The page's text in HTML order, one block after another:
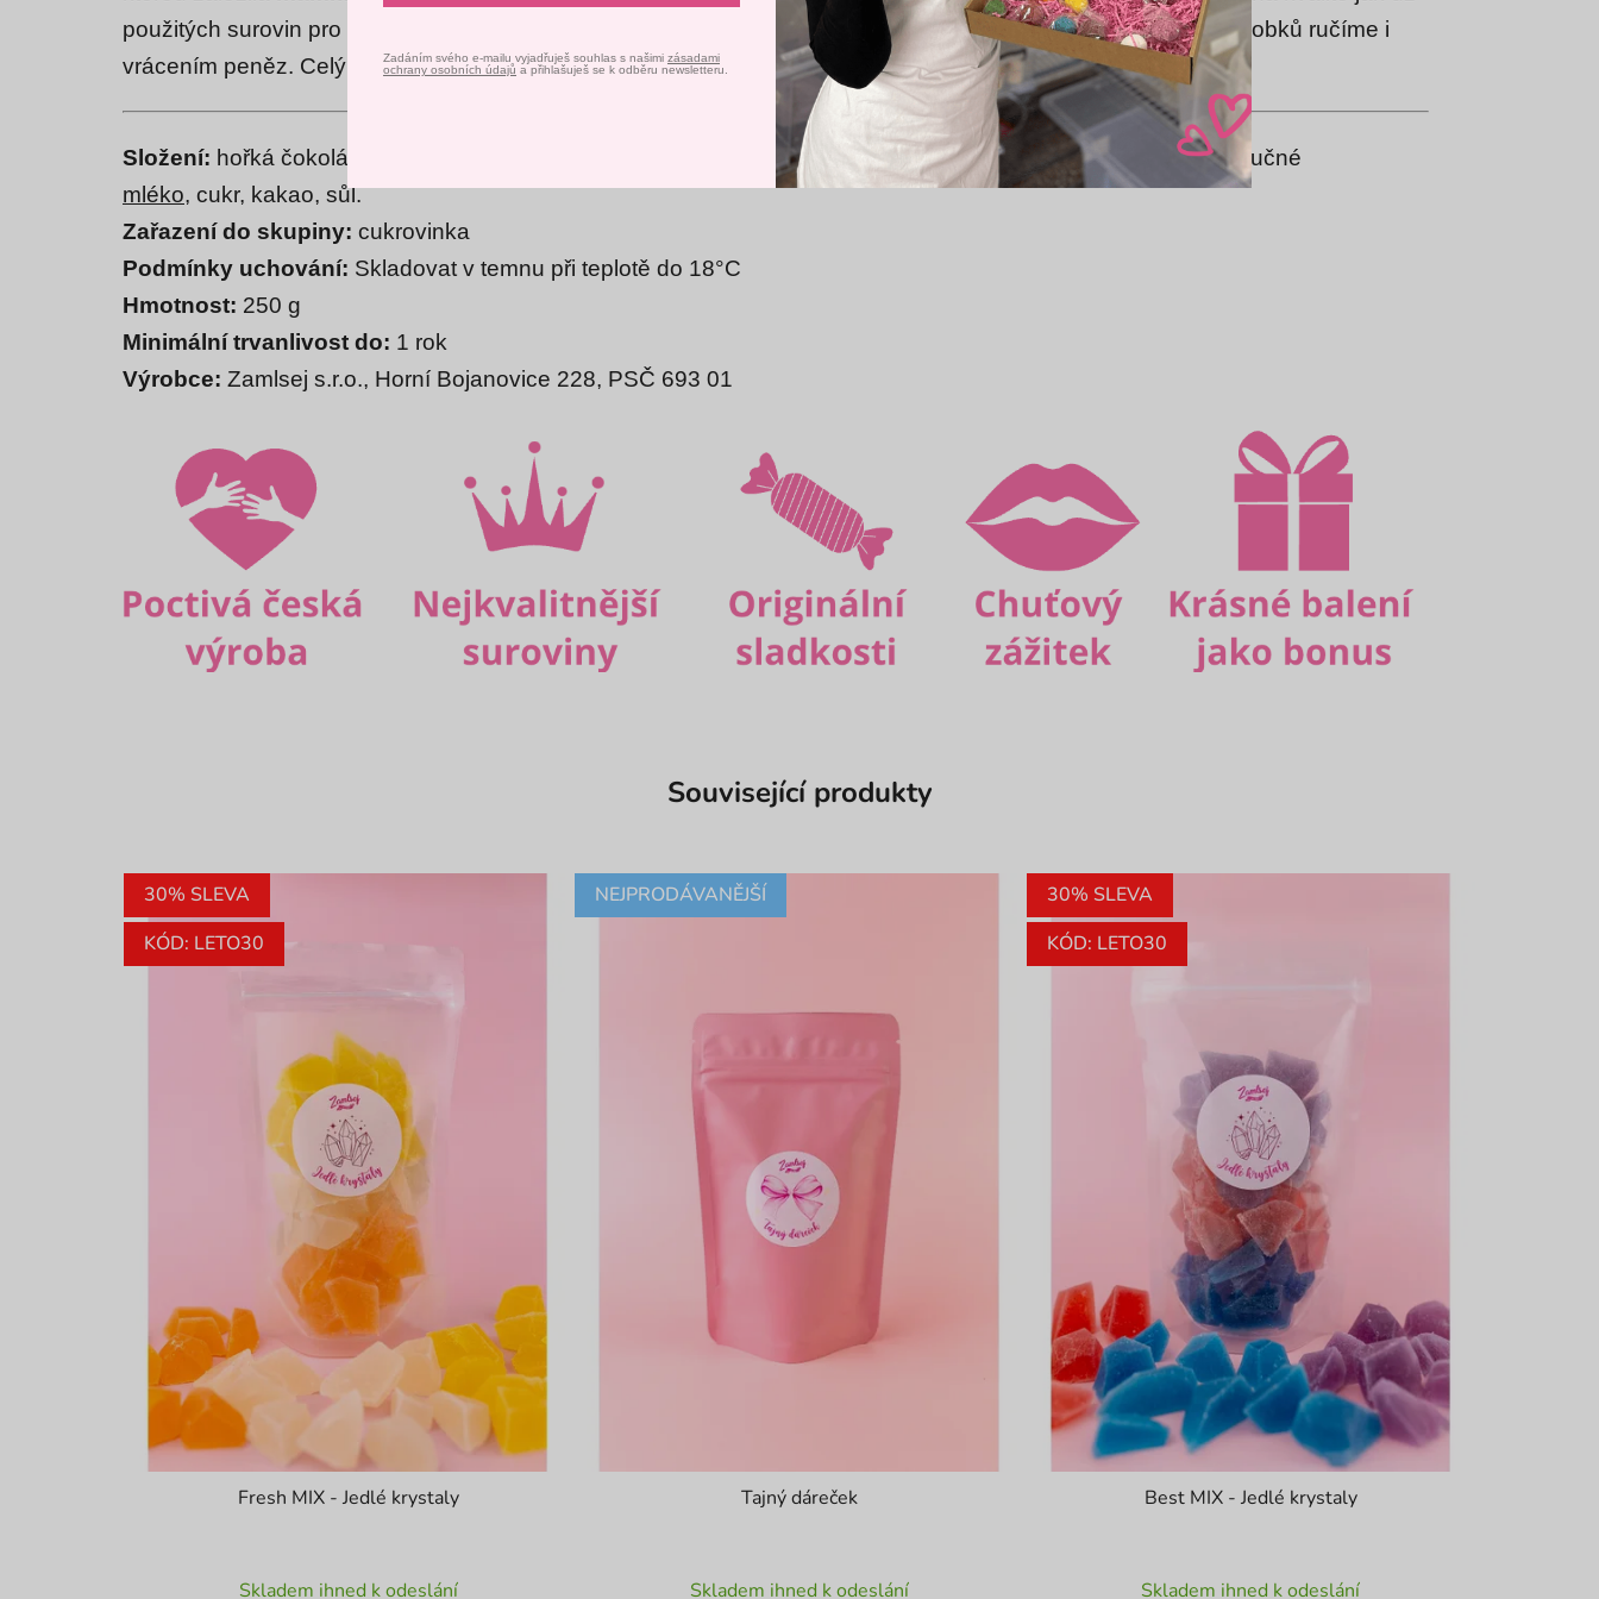
použitých surovin pro výrobu, tak i finálních produktů. A jako bonus vše děláme s láskou a za kvalitu našich výrobků ručíme i
vrácením peněz. Celý příběh najdeš-ZDE-
Složení: hořká čokoláda 55,5% (kakaová hmota, cukr, kakaové máslo, přírodní vanilkové aroma)
sušené plnotučné
mléko, cukr, kakao, sůl.
Zařazení do skupiny: cukrovinka
Podmínky uchování: Skladovat v temnu při teplotě do 18°C
Hmotnost: 250 g
Minimální trvanlivost do: 1 rok
Výrobce: Zamlsej s.r.o., Horní Bojanovice 228, PSČ 693 01
Související produkty
30% SLEVA
KÓD: LETO30
Fresh MIX - Jedlé krystaly
Skladem ihned k odeslání
NEJPRODÁVANĚJŠÍ
Tajný dáreček
Skladem ihned k odeslání
30% SLEVA
KÓD: LETO30
Best MIX - Jedlé krystaly
Skladem ihned k odeslání
Zadáním svého e-mailu vyjadřuješ souhlas s našimi zásadami
ochrany osobních údajů a přihlašuješ se k odběru newsletteru.